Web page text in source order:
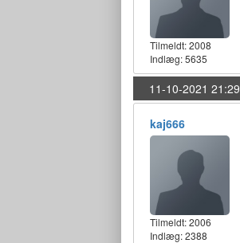
Tilmeldt:2008
Indlæg: 5635
11-10-2021 21:29
kaj666
Tilmeldt:2006
Indlæg: 2388